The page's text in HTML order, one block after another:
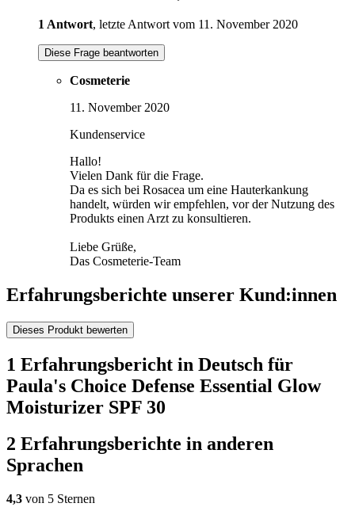
1 Antwort, letzte Antwort vom 11. November 2020
Diese Frage beantworten
Cosmeterie
11. November 2020
Kundenservice
Hallo!
Vielen Dank für die Frage.
Da es sich bei Rosacea um eine Hauterkankung
handelt, würden wir empfehlen, vor der Nutzung des
Produkts einen Arzt zu konsultieren.
Liebe Grüße,
Das Cosmeterie-Team
Erfahrungsberichte unserer Kund:innen
Dieses Produkt bewerten
1 Erfahrungsbericht in Deutsch für
Paula's Choice Defense Essential Glow
Moisturizer SPF 30
2 Erfahrungsberichte in anderen
Sprachen
4,3 von 5 Sternen